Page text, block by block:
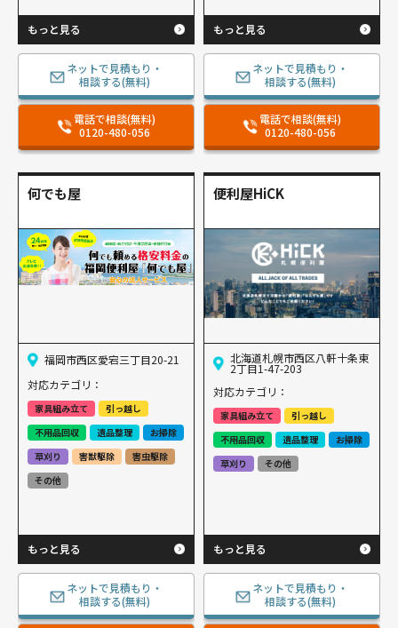
もっと見る
ネットで見積もり・
相談する(無料)
電話で相談(無料)
0120-480-056
もっと見る
ネットで見積もり・
相談する(無料)
電話で相談(無料)
0120-480-056
何でも屋
福岡市西区愛宕三丁目20-21
対応カテゴリ：
家具組み立て
引っ越し
不用品回収
遺品整理
お掃除
草刈り
害獣駆除
害虫駆除
その他
もっと見る
ネットで見積もり・
相談する(無料)
便利屋HiCK
北海道札幌市西区八軒十条東
2丁目1-47-203
対応カテゴリ：
家具組み立て
引っ越し
不用品回収
遺品整理
お掃除
草刈り
その他
もっと見る
ネットで見積もり・
相談する(無料)